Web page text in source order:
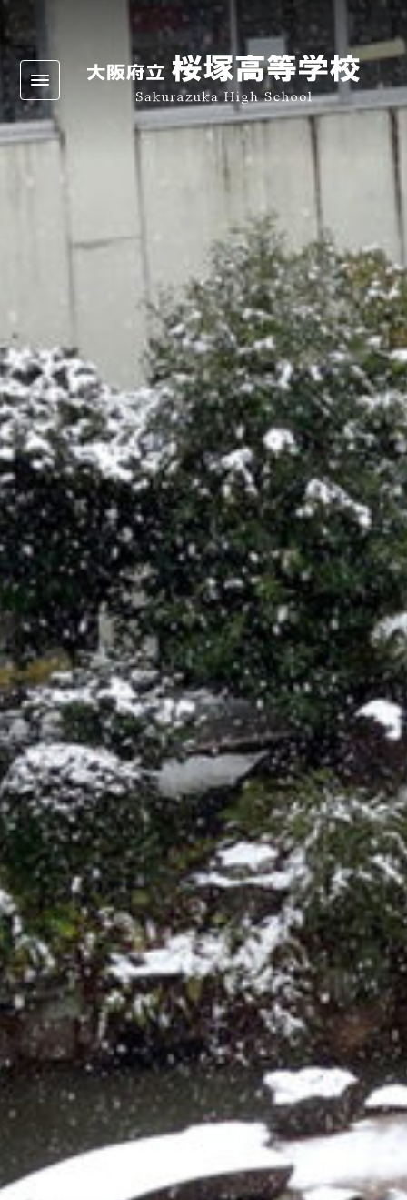
Warning: Undefined array key 0 in
/home/sakurazuka/sakurazuka.ed.jp/public_html/wp-conten
t/themes/sakurazuka_2020/header.php
on line 229 Warning